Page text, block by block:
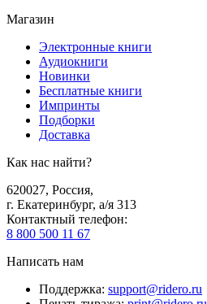
Магазин
Электронные книги
Аудиокниги
Новинки
Бесплатные книги
Импринты
Подборки
Доставка
Как нас найти?
620027, Россия,
г. Екатеринбург, а/я 313
Контактный телефон:
8 800 500 11 67
Написать нам
Поддержка: support@ridero.ru